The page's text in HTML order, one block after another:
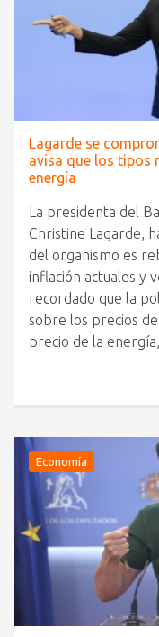
Lagarde se
avisa que los tipos
energía
La presidenta del
Christine Lagarde,
del organismo es
inflación actuales y
recordado que la
sobre los precios
precio de la
Economía